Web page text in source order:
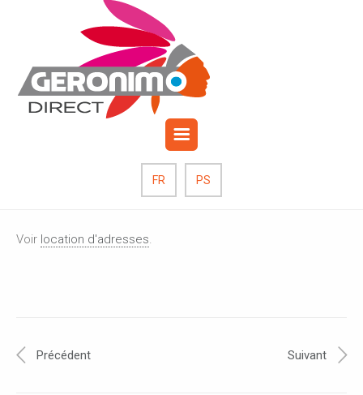
FR PS
Publié par: Admin_grnm
Location de fichiers
Voir location d'adresses.
Précédent Suivant